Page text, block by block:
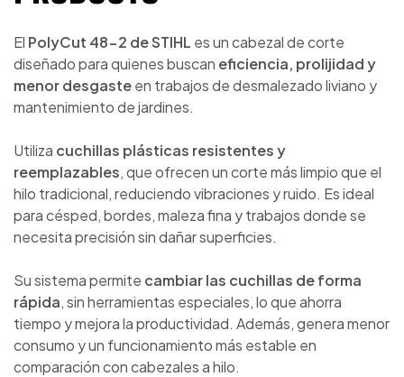
El PolyCut 48-2 deSTIHL es un cabezal de corte
diseñado para quienes buscan eficiencia, prolijidad y
menor desgasteen trabajos de desmalezado liviano y
mantenimiento de jardines.
Utiliza cuchillas plásticas resistentes y
reemplazables, que ofrecen un corte más limpio que el
hilo tradicional, reduciendo vibraciones y ruido. Es ideal
para césped, bordes, maleza fina y trabajos donde se
necesita precisión sin dañar superficies.
Su sistema permite cambiar las cuchillas de forma
rápida, sin herramientas especiales, lo que ahorra
tiempo y mejora la productividad. Además, genera menor
consumo y un funcionamiento más estable en
comparación con cabezales a hilo.